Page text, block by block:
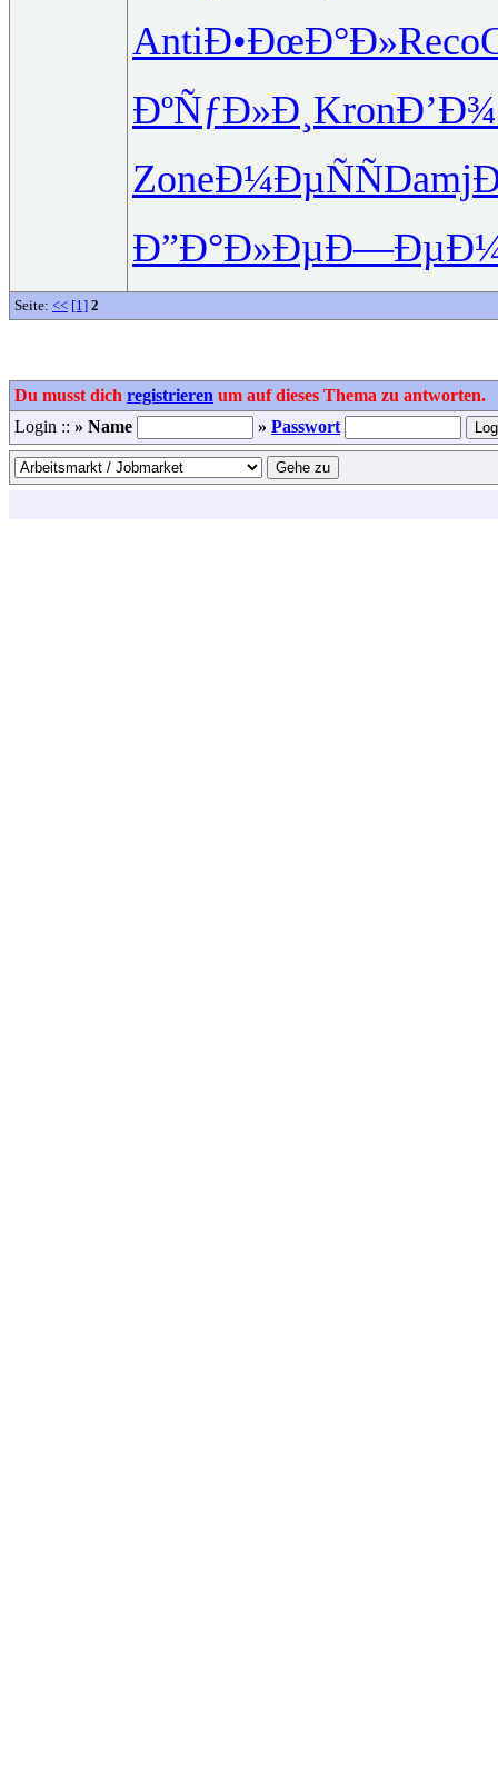
AntiÐ•ÐœÐ°Ð»Reco
ÐºÑƒÐ»Ð¸ Kron
ZoneÐ¼ÐµÑÑDamj
Ð”Ð°Ð»Ðµ
Seite: << [1] 2
Du musst dich registrieren um auf dieses Thema zu antworten.
Login :: » Name » Passwort